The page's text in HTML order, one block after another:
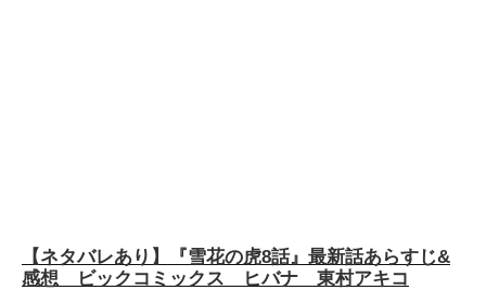
【ネタバレあり】『雪花の虎8話』最新話あらすじ&
感想 ビックコミックス ヒバナ 東村アキコ